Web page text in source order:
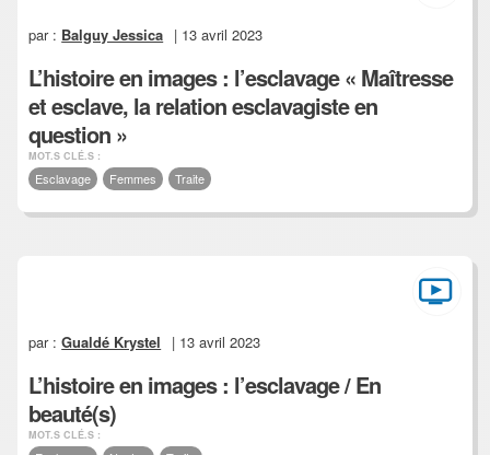
par : Balguy Jessica | 13 avril 2023
L’histoire en images : l’esclavage « Maîtresse
et esclave, la relation esclavagiste en
question »
MOT.S CLÉ.S :
Esclavage Femmes Traite
par :Gualdé Krystel | 13 avril 2023
L’histoire en images : l’esclavage / En
beauté(s)
MOT.S CLÉ.S :